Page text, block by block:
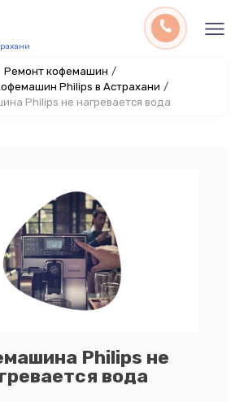
Ремонт кофемашин /
Philips в Астрахани /
Philips не нагревается вода
Philips не
вода